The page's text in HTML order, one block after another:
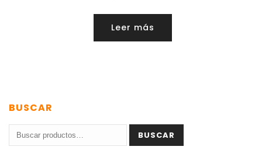
Leer más
BUSCAR
Buscar
por:
BUSCAR